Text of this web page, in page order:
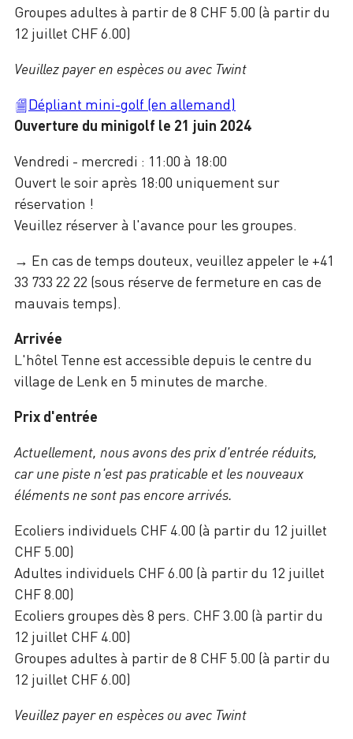
Groupes adultes à partir de 8 CHF 5.00 (à partir du
12 juillet CHF 6.00)
Veuillez payer en espèces ou avec Twint
Dépliant mini-golf (en allemand)
Ouverture du minigolf le 21 juin 2024
Vendredi - mercredi : 11:00 à 18:00
Ouvert le soir après 18:00 uniquement sur
réservation !
Veuillez réserver à l'avance pour les groupes.
→ En cas de temps douteux, veuillez appeler le +41
33 733 22 22 (sous réserve de fermeture en cas de
mauvais temps).
Arrivée
L'hôtel Tenne est accessible depuis le centre du
village de Lenk en 5 minutes de marche.
Prix d'entrée
Actuellement, nous avons des prix d'entrée réduits,
car une piste n'est pas praticable et les nouveaux
éléments ne sont pas encore arrivés.
Ecoliers individuels CHF 4.00 (à partir du 12 juillet
CHF 5.00)
Adultes individuels CHF 6.00 (à partir du 12 juillet
CHF 8.00)
Ecoliers groupes dès 8 pers. CHF 3.00 (à partir du
12 juillet CHF 4.00)
Groupes adultes à partir de 8 CHF 5.00 (à partir du
12 juillet CHF 6.00)
Veuillez payer en espèces ou avec Twint